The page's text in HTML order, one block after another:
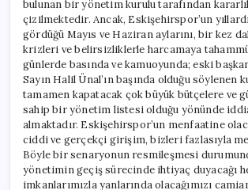
bulunan bir yönetim kurulu tarafından
çizilmektedir. Ancak, Eskişehirspor’un
gördüğü Mayıs ve Haziran aylarını, bir kez
krizleri ve belirsizliklerle harcamaya
günlerde basında ve kamuoyunda; eski
Sayın Halil Ünal’ın başında olduğu söylenen
tamamen kapatacak çok büyük bütçelere ve
sahip bir yönetim listesi olduğu yönünde
almaktadır. Eskişehirspor’un menfaatine
ciddi ve gerçekçi girişim, bizleri fazlasıyla
Böyle bir senaryonun resmileşmesi
yönetimin geçiş sürecinde ihtiyaç duyacağı
imkanlarımızla yanlarında olacağımızı